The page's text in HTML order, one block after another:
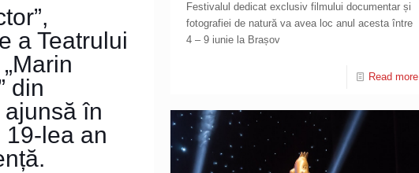
a Teatrului
din
în
19-lea an
Festivalul dedicat exclusiv filmului documentar și
fotografiei de natură va avea loc anul acesta între
4 – 9 iunie la Brașov
Read more